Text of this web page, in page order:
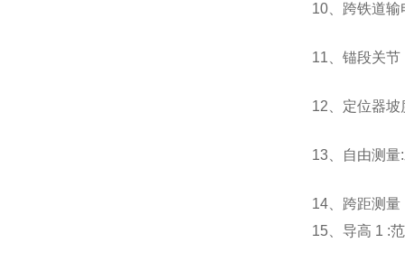
10、跨铁道输
11、锚段关节
12、定位器坡
13、自由测量:
14、跨距测量
15、导高 1 :